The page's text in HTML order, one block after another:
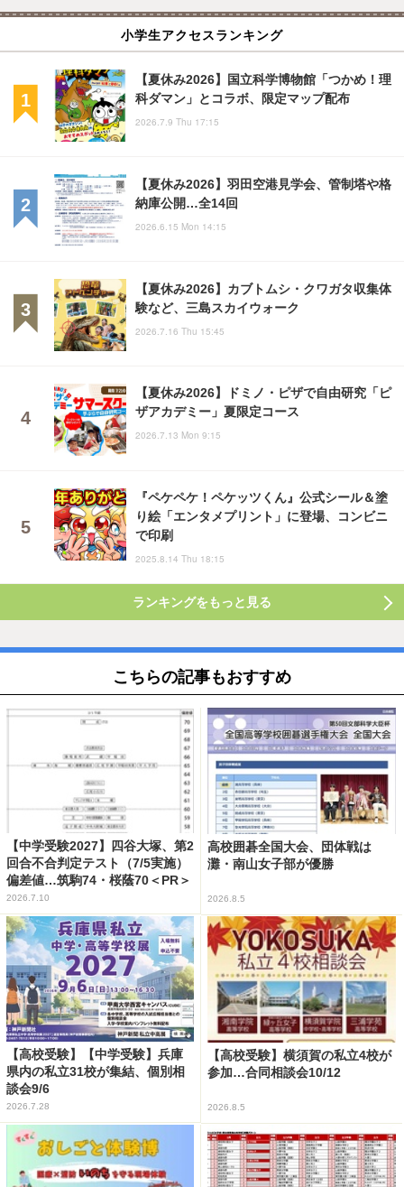
小学生アクセスランキング
【夏休み2026】国立科学博物館「つかめ！理
科ダマン」とコラボ、限定マップ配布
2026.7.9 Thu 17:15
【夏休み2026】羽田空港見学会、管制塔や格
納庫公開…全14回
2026.6.15 Mon 14:15
【夏休み2026】カブトムシ・クワガタ収集体
験など、三島スカイウォーク
2026.7.16 Thu 15:45
【夏休み2026】ドミノ・ピザで自由研究「ピ
ザアカデミー」夏限定コース
2026.7.13 Mon 9:15
『ペケペケ！ペケッツくん』公式シール＆塗
り絵「エンタメプリント」に登場、コンビニ
で印刷
2025.8.14 Thu 18:15
ランキングをもっと見る
こちらの記事もおすすめ
【中学受験2027】四谷大塚、第2
回合不合判定テスト（7/5実施）
偏差値…筑駒74・桜蔭70＜PR＞
2026.7.10
高校囲碁全国大会、団体戦は
灘・南山女子部が優勝
2026.8.5
【高校受験】【中学受験】兵庫
県内の私立31校が集結、個別相
談会9/6
2026.7.28
【高校受験】横須賀の私立4校が
参加…合同相談会10/12
2026.8.5